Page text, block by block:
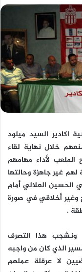
اكادير السيد ميلود
خلال نهاية لقاء
الملعب لأداء مهامهم
لهم غير جاهزة وحالتها
الحسين العلالي أمام
وغير أخلاقي في صورة
.
ونشجب هذا التصرف
الذي كان من واجبه
لا عرقلة عملهم